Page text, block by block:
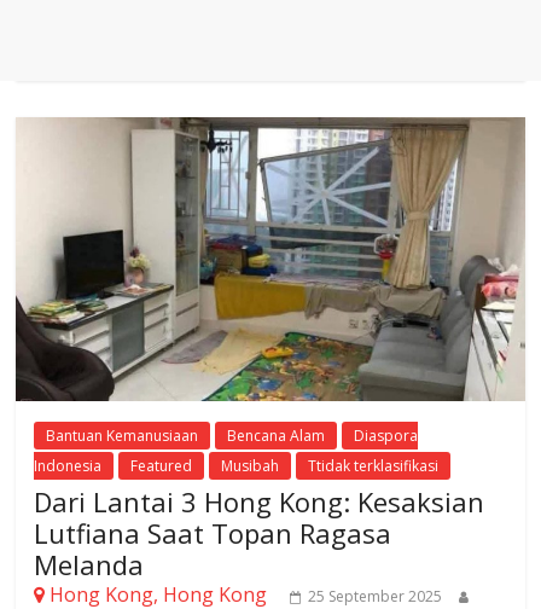
Bantuan Kemanusiaan Bencana Alam
Diaspora
Indonesia
Featured Musibah Ttidak terklasifikasi
Dari Lantai 3 Hong Kong: Kesaksian
Lutfiana Saat Topan Ragasa
Melanda
Hong Kong, Hong Kong
25 September 2025